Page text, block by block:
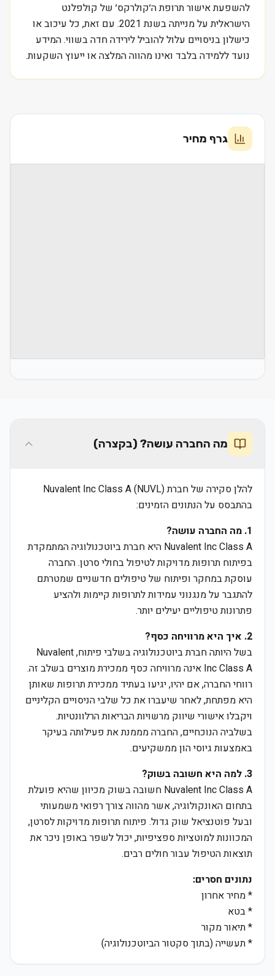
להשפעת אישור תרופת ה׳קולרקס׳ של קולפלנט
הישראלית על מנייתה בשנת 2021. עם זאת, כל עיכוב או
כישלון בניסויים עלול להוביל לירידה חדה בשווי. המידע
נועד ללמידה בלבד ואינו מהווה המלצה או ייעוץ השקעות.
גרף מחיר
מה החברה עושה? (בקצרה)
להלן סקירה של חברת Nuvalent Inc Class A (NUVL)
בהתבסס על הנתונים הזמינים:
1. מה החברה עושה?
Nuvalent Inc Class A היא חברת ביוטכנולוגיה המתמקדת
בפיתוח תרופות מדויקות לטיפול בחולי סרטן. החברה
עוסקת במחקר ופיתוח של טיפולים חדשניים שמטרתם
להתגבר על מנגנוני עמידות לתרופות קיימות ולהציע
פתרונות טיפוליים יעילים יותר.
2. איך היא מרוויחה כסף?
בשל היותה חברת ביוטכנולוגיה בשלבי פיתוח, Nuvalent
Inc Class A אינה מרוויחה כסף ממכירת מוצרים בשלב זה.
רווחי החברה, אם יהיו, יגיעו בעתיד ממכירת תרופות שאותן
היא מפתחת, לאחר שיעברו את כל שלבי הניסויים הקליניים
ויקבלו אישורי שיווק מרשויות הבריאות הרלוונטיות.
בשלביה הנוכחיים, החברה מממנת את פעילותה בעיקר
באמצעות גיוסי הון ממשקיעים.
3. למה היא חשובה בשוק?
Nuvalent Inc Class A חשובה בשוק מכיוון שהיא פועלת
בתחום האונקולוגיה, אשר מהווה צורך רפואי משמעותי
ובעל פוטנציאל שוק גדול. פיתוח תרופות מדויקות לסרטן,
המכוונות למוטציות ספציפיות, יכול לשפר באופן ניכר את
תוצאות הטיפול עבור חולים רבים.
נתונים חסרים:
* מחיר אחרון
* בטא
* תיאור מקור
* תעשייה (בתוך סקטור הביוטכנולוגיה)